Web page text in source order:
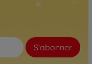
S'abonner